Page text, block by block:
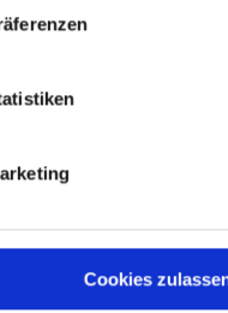
Cookies
und Besucher vorzunehmen.
und des Gepäcks
der Ausstellungsräume mit
Regenschirmen, Rucksäcken,
oder Taschen größer als DIN
ist grundsätzlich
das Aufsichtspersonal.
Gegenstände sowie Mäntel,
Schließfächer zur Verfügung.
müssen diese
den Inhalt der Schließfächer
Das Museum haftet auch nicht
Gehstöcke und dergleichen.